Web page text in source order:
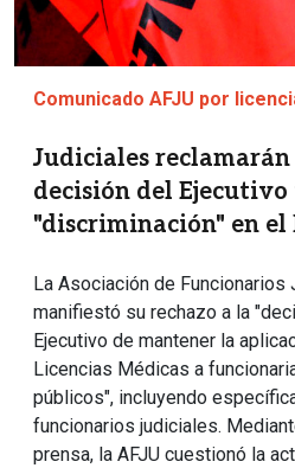
Comunicado AFJU por
Judiciales
decisión del
"discriminación" en el
La Asociación de Funcionarios
manifiestó su rechazo a la
Ejecutivo de mantener la
Licencias Médicas a
públicos", incluyendo
funcionarios judiciales.
prensa, la AFJU cuestionó la